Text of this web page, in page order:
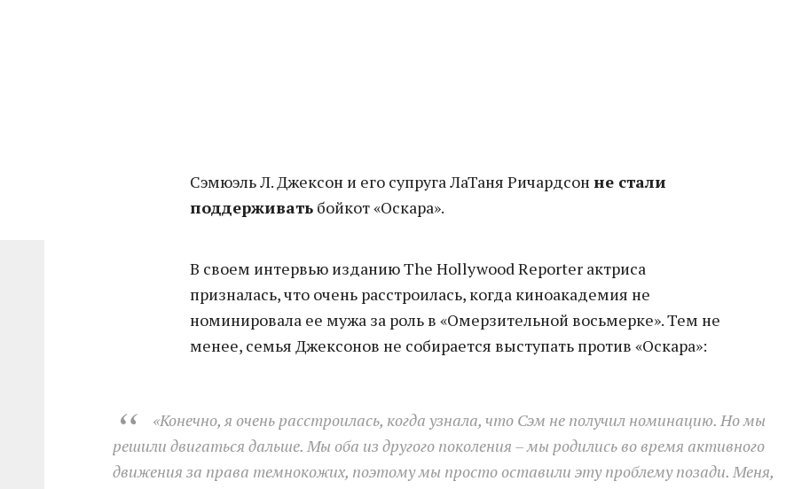
Сэмюэль Л. Джексон и его супруга ЛаТаня Ричардсонне стали
поддерживать бойкот «Оскара».
В своем интервью изданию The Hollywood Reporter актриса
призналась, что очень расстроилась, когда киноакадемия не
номинировала ее мужа за роль в «Омерзительной восьмерке». Тем не
менее, семья Джексонов не собирается выступать против «Оскара»:
«Конечно, я очень расстроилась, когда узнала, что Сэм не получил номинацию. Но мы
решили двигаться дальше. Мы оба из другого поколения – мы родились во время активного
движения за права темнокожих, поэтому мы просто оставили эту проблему позади. Меня,